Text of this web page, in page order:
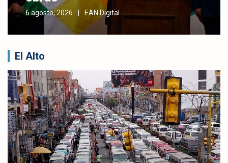
6 agosto, 2026 EAN Digital
El Alto